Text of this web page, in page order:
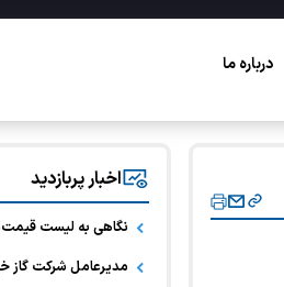
درباره ما
اخبار پربازدید
نگاهی به لیست
مدیرعامل شرکت گاز